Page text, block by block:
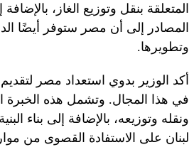
المتعلقة بنقل وتوزيع الغاز،
المصادر إلى أن مصر ستوفر أيضًا
وتطويرها.
أكد الوزير بدوي استعداد مصر
في هذا المجال. وتشمل هذه الخبرة
ونقله وتوزيعه، بالإضافة إلى بناء
لبنان على الاستفادة القصوى من